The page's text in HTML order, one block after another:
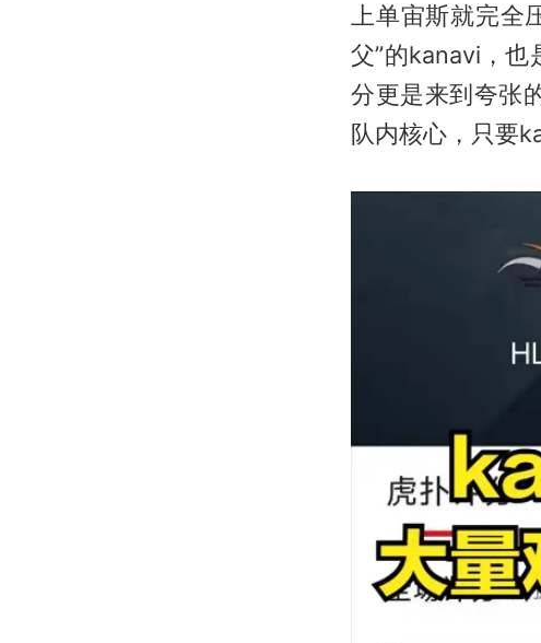
上单宙斯就完全
父”的kanavi，
分更是来到夸张
队内核心，只要